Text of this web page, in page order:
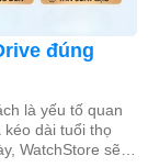
đúng
là yếu tố quan
dài tuổi thọ
WatchStore sẽ